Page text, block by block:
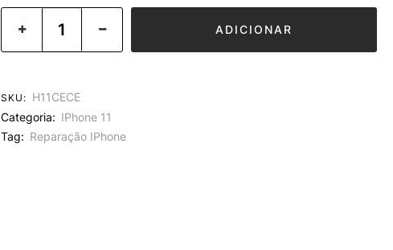
ADICIONAR
SKU: H11CECE
Categoria: IPhone 11
Tag: Reparação IPhone